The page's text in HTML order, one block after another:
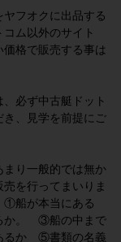
フオクに出品する
ム以外のサイト
格で販売する事は
必ず中古艇ドット
き、見学を前提にご
り一般的では無か
を行ってまいりま
①船が本当にある
か。 ③船の中まで
るか ⑤書類の名義